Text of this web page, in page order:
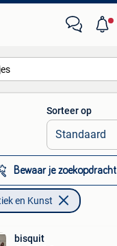
Alle afstanden…
Sorteer op
Bewaar je zoekopdracht
en Kunst
bisquit